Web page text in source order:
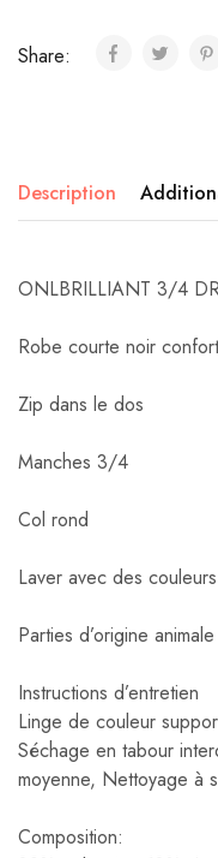
Share:
Description
ONLBRILLIANT 3/4
Robe courte noir
Zip dans le dos
Manches 3/4
Col rond
Laver avec des
Parties d’origine
Instructions d’entretien
Linge de couleur
Séchage en tabour
moyenne, Nettoyage à
Composition: